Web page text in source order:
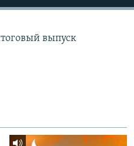
выпуск